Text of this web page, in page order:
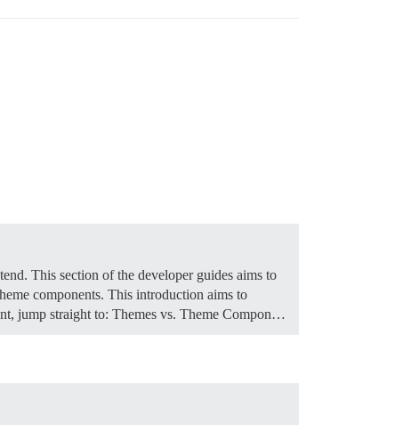
This section of the developer guides aims to
components. This introduction aims to
jump straight to: Themes vs. Theme Compon…